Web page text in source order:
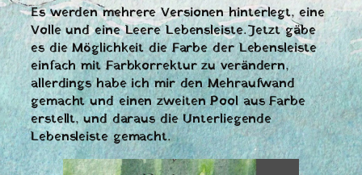
Es werden mehrere Versionen hinterlegt, eine
Volle und eine Leere Lebensleiste. Jetzt gäbe
es die Möglichkeit die Farbe der Lebensleiste
einfach mit Farbkorrektur zu verändern,
allerdings habe ich mir den Mehraufwand
gemacht und einen zweiten Pool aus Farbe
erstellt, und daraus die Unterliegende
Lebensleiste gemacht.